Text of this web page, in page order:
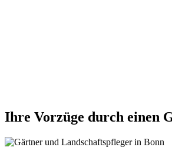
Ihre Vorzüge durch einen